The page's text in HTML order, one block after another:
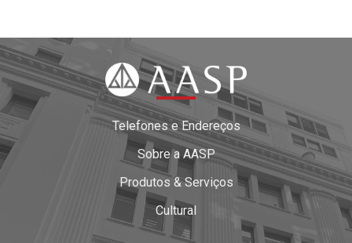
Telefones e Endereços
Sobre a AASP
Produtos & Serviços
Cultural